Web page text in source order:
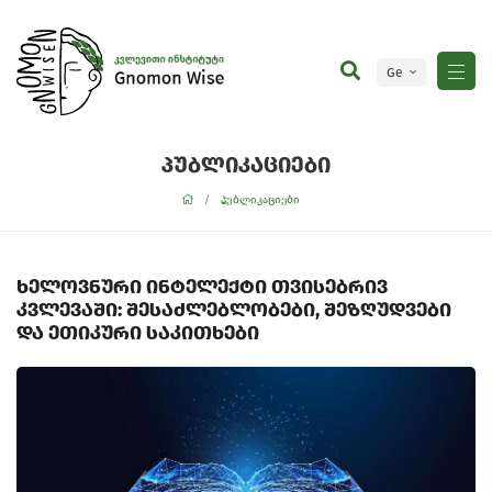
Ge
პუბლიკაციები
პუბლიკაციები
ხელოვნური ინტელექტი თვისებრივ
კვლევაში: შესაძლებლობები, შეზღუდვები
და ეთიკური საკითხები